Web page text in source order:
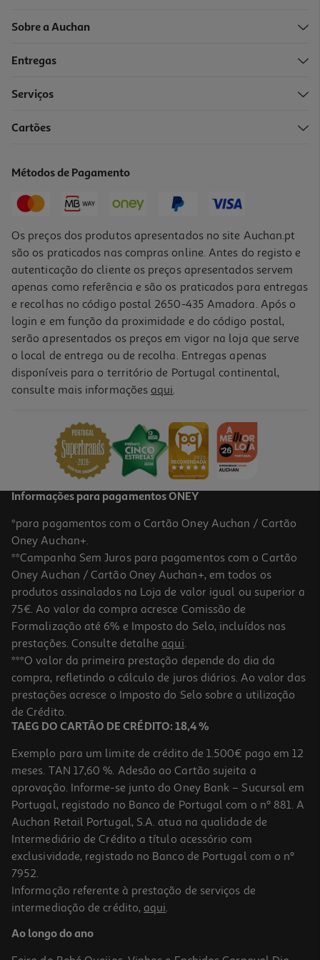
Caderno Espiral Capa Dura A5 School Ambar Quadriculado 120
-11%
Caderno Agrafado Liso A5 Mitos Preto 80 Folhas
0.85 €/un
Price reduced from
0,95 €to
0,85 €
Promoção
Caderno Espiral Quadriculado A5 Mitos Capa Cor 120 Folhas
Cores Sortidas
2.39 €/un
Sobre a Auchan
Entregas
Serviços
Cartões
Métodos de Pagamento
Os preços dos produtos apresentados no site Auchan.pt
são os praticados nas compras online. Antes do registo e
autenticação do cliente os preços apresentados servem
apenas como referência e são os praticados para entregas
e recolhas no código postal 2650-435 Amadora. Após o
login e em função da proximidade e do código postal,
serão apresentados os preços em vigor na loja que serve
o local de entrega ou de recolha. Entregas apenas
disponíveis para o território de Portugal continental,
consulte mais informações aqui.
Informações para pagamentos ONEY
*para pagamentos com o Cartão Oney Auchan / Cartão
Oney Auchan+.
**Campanha Sem Juros para pagamentos com o Cartão
Oney Auchan / Cartão Oney Auchan+, em todos os
produtos assinalados na Loja de valor igual ou superior a
75€. Ao valor da compra acresce Comissão de
Formalização até 6% e Imposto do Selo, incluídos nas
prestações. Consulte detalhe aqui.
***O valor da primeira prestação depende do dia da
compra, refletindo o cálculo de juros diários. Ao valor das
prestações acresce o Imposto do Selo sobre a utilização
de Crédito.
TAEG DO CARTÃO DE CRÉDITO: 18,4 %
Exemplo para um limite de crédito de 1.500€ pago em 12
meses. TAN 17,60 %. Adesão ao Cartão sujeita a
aprovação. Informe-se junto do Oney Bank – Sucursal em
Portugal, registado no Banco de Portugal com o nº 881. A
Auchan Retail Portugal, S.A. atua na qualidade de
Intermediário de Crédito a título acessório com
exclusividade, registado no Banco de Portugal com o nº
7952.
Informação referente à prestação de serviços de
intermediação de crédito, aqui.
Ao longo do ano